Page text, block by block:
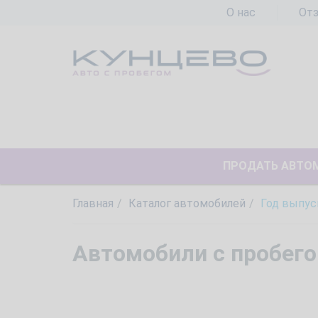
О нас
ПРОДАТЬ
Главная Каталог автомобилей Год
Автомобили с